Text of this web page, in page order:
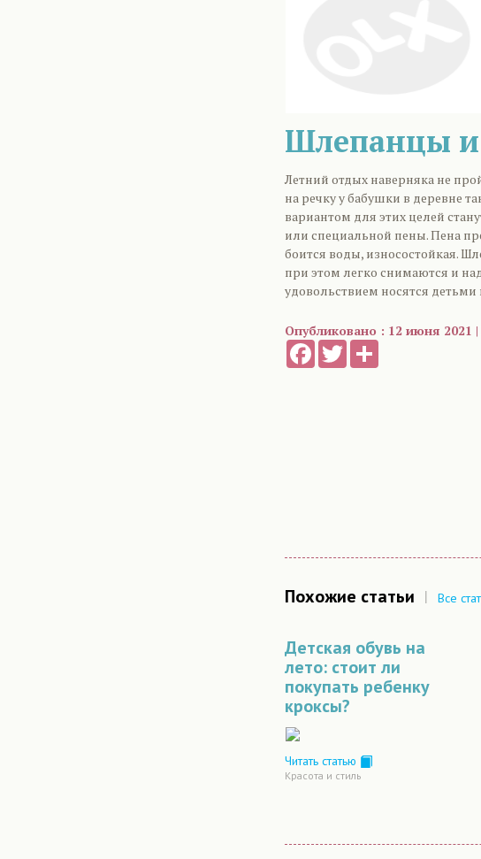
Шлепанцы и
Летний отдых наверняка не
на речку у бабушки в деревне
вариантом для этих целей
или специальной пены. Пена
боится воды, износостойкая.
при этом легко снимаются и
удовольствием носятся детьми
Опубликовано : 12 июня 2021
FacebookTwitter
Похожие статьи | Все
Детская обувь на
лето: стоит ли
покупать ребенку
кроксы?
Читать статью
Красота и стиль